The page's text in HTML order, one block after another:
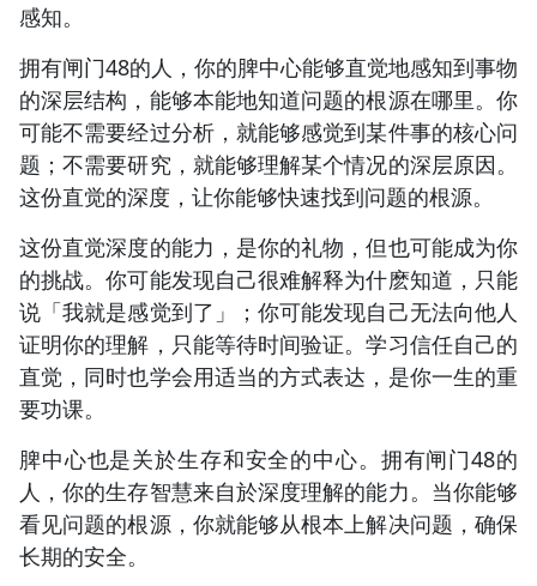
感知。
拥有闸门48的人，你的脾中心能够直觉地感知到事物
的深层结构，能够本能地知道问题的根源在哪里。你
可能不需要经过分析，就能够感觉到某件事的核心问
题；不需要研究，就能够理解某个情况的深层原因。
这份直觉的深度，让你能够快速找到问题的根源。
这份直觉深度的能力，是你的礼物，但也可能成为你
的挑战。你可能发现自己很难解释为什麽知道，只能
说「我就是感觉到了」；你可能发现自己无法向他人
证明你的理解，只能等待时间验证。学习信任自己的
直觉，同时也学会用适当的方式表达，是你一生的重
要功课。
脾中心也是关於生存和安全的中心。拥有闸门48的
人，你的生存智慧来自於深度理解的能力。当你能够
看见问题的根源，你就能够从根本上解决问题，确保
长期的安全。